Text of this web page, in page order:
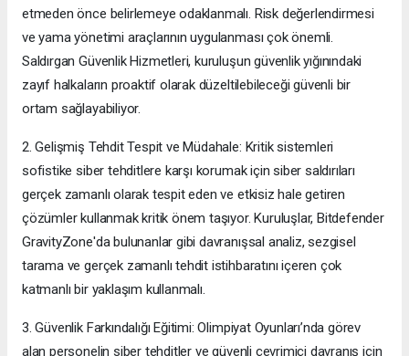
etmeden önce belirlemeye odaklanmalı. Risk değerlendirmesi
ve yama yönetimi araçlarının uygulanması çok önemli.
Saldırgan Güvenlik Hizmetleri, kuruluşun güvenlik yığınındaki
zayıf halkaların proaktif olarak düzeltilebileceği güvenli bir
ortam sağlayabiliyor.
2. Gelişmiş Tehdit Tespit ve Müdahale: Kritik sistemleri
sofistike siber tehditlere karşı korumak için siber saldırıları
gerçek zamanlı olarak tespit eden ve etkisiz hale getiren
çözümler kullanmak kritik önem taşıyor. Kuruluşlar, Bitdefender
GravityZone'da bulunanlar gibi davranışsal analiz, sezgisel
tarama ve gerçek zamanlı tehdit istihbaratını içeren çok
katmanlı bir yaklaşım kullanmalı.
3. Güvenlik Farkındalığı Eğitimi: Olimpiyat Oyunları’nda görev
alan personelin siber tehditler ve güvenli çevrimiçi davranış için